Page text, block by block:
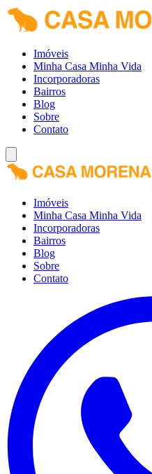
Imóveis
Minha Casa Minha Vida
Incorporadoras
Bairros
Blog
Sobre
Contato
Imóveis
Minha Casa Minha Vida
Incorporadoras
Bairros
Blog
Sobre
Contato